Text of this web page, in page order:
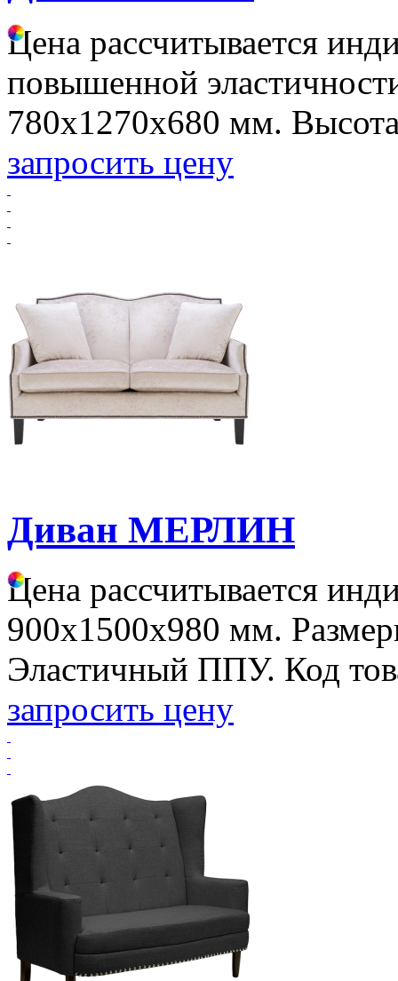
Цена рассчитывается
повышенной
780х1270х680 мм.
запросить цену
Диван МЕРЛИН
Цена рассчитывается
900х1500х980 мм.
Эластичный ППУ. Код
запросить цену